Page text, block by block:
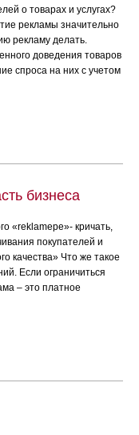
о товарах и услугах?
рекламы значительно
рекламу делать.
доведения товаров
спроса на них с учетом
бизнеса
«reklamepe»- кричать,
покупателей и
качества» Что же такое
Если ограничиться
– это платное